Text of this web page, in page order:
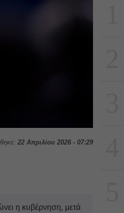
22 Απριλίου 2026 - 07:29
η κυβέρνηση, μετά